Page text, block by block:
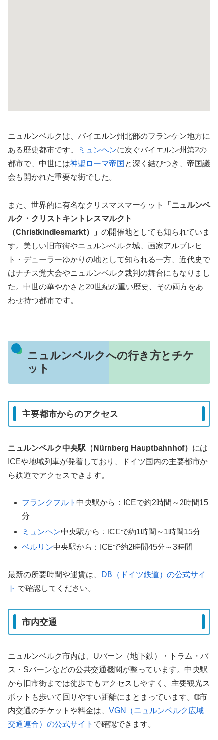
ニュルンベルクは、バイエルン州北部のフランケン地方に
ある歴史都市です。
ミュンヘンに次ぐバイエルン州第2の
都市で、中世には神聖ローマ帝国 と深く結びつき、帝国議
会も開かれた重要な街でした。
また、世界的に有名なクリスマスマーケット
「ニュルンベ
ルク・クリストキントレスマルクト
（Christkindlesmarkt）」 の開催地としても知られていま
す。美しい旧市街やニュルンベルク城、画家アルブレヒ
ト・デューラーゆかりの地として知られる一方、近代史で
はナチス党大会やニュルンベルク裁判の舞台にもなりまし
た。中世の華やかさと20世紀の重い歴史、その両方をあ
わせ持つ都市です。
ニュルンベルクへの行き方とチケ
ット
主要都市からのアクセス
ニュルンベルク中央駅（Nürnberg Hauptbahnhof） には
ICEや地域列車が発着しており、ドイツ国内の主要都市か
ら鉄道でアクセスできます。
フランクフルト 中央駅から：ICEで約2時間～2時間15
分
ミュンヘン中央駅から：ICEで約1時間～1時間15分
ベルリン中央駅から：ICEで約2時間45分～3時間
最新の所要時間や運賃は、
DB（ドイツ鉄道）の公式サイ
ト で確認してください。
市内交通
ニュルンベルク市内は、Uバーン（地下鉄）・トラム・バ
ス・Sバーンなどの公共交通機関が整っています。中央駅
から旧市街までは徒歩でもアクセスしやすく、主要観光ス
ポットも歩いて回りやすい距離にまとまっています。🌐市
内交通のチケットや料金は、 VGN（ニュルンベルク広域
交通連合）の公式サイト で確認できます。